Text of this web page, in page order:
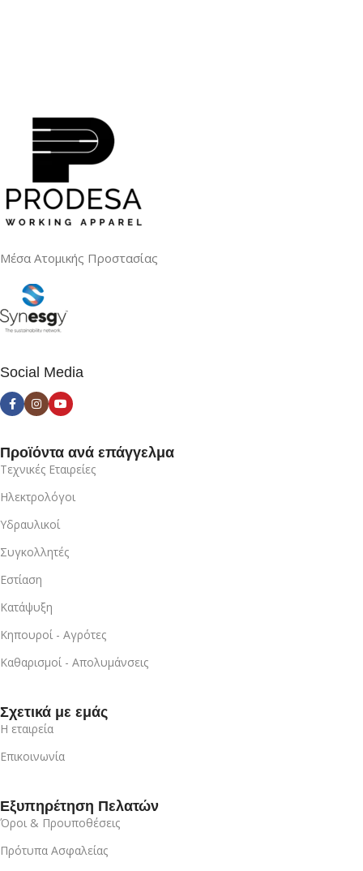
Μέσα Ατομικής Προστασίας
Social Media
Προϊόντα ανά επάγγελμα
Τεχνικές Εταιρείες
Ηλεκτρολόγοι
Υδραυλικοί
Συγκολλητές
Εστίαση
Κατάψυξη
Κηπουροί - Αγρότες
Καθαρισμοί - Απολυμάνσεις
Σχετικά με εμάς
Η εταιρεία
Επικοινωνία
Εξυπηρέτηση Πελατών
Όροι & Προυποθέσεις
Πρότυπα Ασφαλείας